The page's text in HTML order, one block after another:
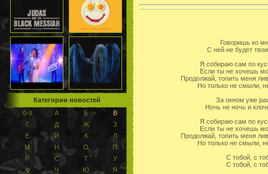
Категории новостей
0-9
А Б
В
Г
Д Ж
З
Е
И К
Л
М
Н О
П
Р
С Т
У
Ф
Ч Ю Я
Говоришь ко
С ней не будет
Я собираю сам по
Если ты не хочешь
Продолжай, топить меня
Но только не смыли,
За окном уже
Ночь не ночь и
Я собираю сам по
Если ты не хочешь
Продолжай, топить меня
Но только не смыли,
С тобой, с
С тобой, с